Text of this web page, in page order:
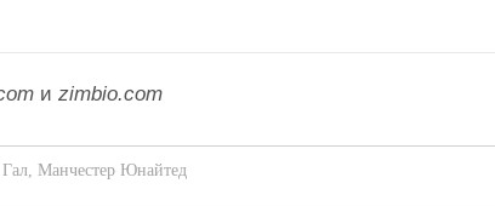
и zimbio.com
, Манчестер Юнайтед